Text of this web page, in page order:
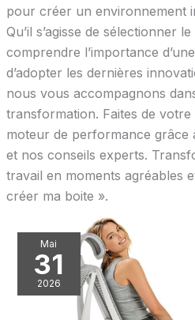
pour créer un environnement
Qu’il s’agisse de sélectionner
comprendre l’importance
d’adopter les dernières
nous vous accompagnons
transformation. Faites de
moteur de performance grâce
et nos conseils experts.
travail en moments agréables
créer ma boite ».
Mai
31
2026